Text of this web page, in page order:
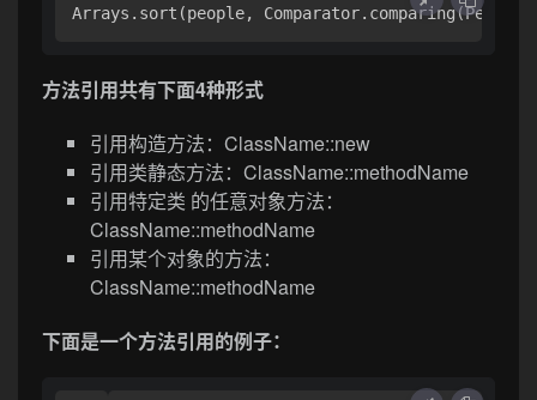
Arrays .sort (people, Comparator.comparing
方法引用共有下面4种形式
引用构造方法：ClassName::new
引用类静态方法：ClassName::methodName
引用特定类 的任意对象方法：
ClassName::methodName
引用某个对象的方法：
ClassName::methodName
下面是一个方法引用的例子：